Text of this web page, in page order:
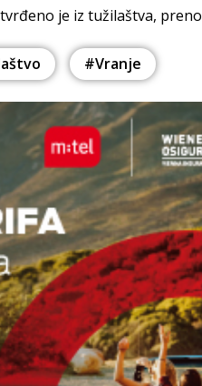
je iz tužilaštva,
#Vranje